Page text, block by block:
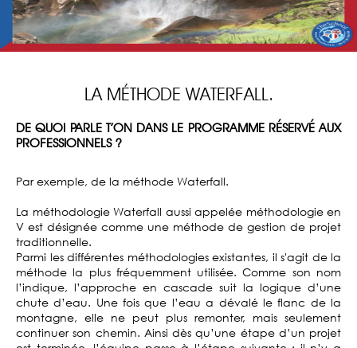
LA MÉTHODE WATERFALL.
DE QUOI PARLE T’ON DANS LE PROGRAMME RÉSERVÉ AUX
PROFESSIONNELS ?
Par exemple, de la méthode Waterfall.
La méthodologie Waterfall aussi appelée méthodologie en
V est désignée comme une méthode de gestion de projet
traditionnelle.
Parmi les différentes méthodologies existantes, il s'agit de la
méthode la plus fréquemment utilisée. Comme son nom
l’indique, l’approche en cascade suit la logique d’une
chute d’eau. Une fois que l’eau a dévalé le flanc de la
montagne, elle ne peut plus remonter, mais seulement
continuer son chemin. Ainsi dès qu’une étape d’un projet